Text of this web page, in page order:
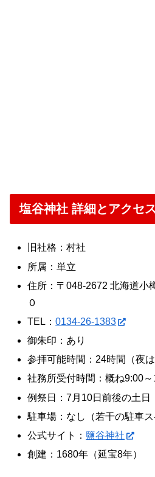
塩谷神社 詳細とアクセ
旧社格：村社
所属：単立
住所：〒048-2672 北海道小
０
TEL：0134-26-1383
御朱印：あり
参拝可能時間：24時間（夜は
社務所受付時間：概ね9:00
例祭日：7月10日前後の土日
駐車場：なし（若干の駐車ス
公式サイト： 鹽谷神社
創建：1680年（延宝8年）